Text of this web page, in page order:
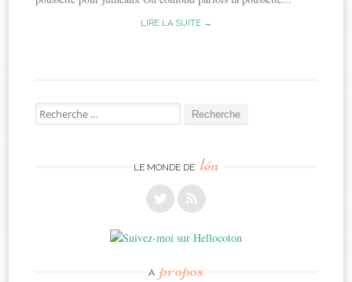
LIRE LA SUITE →
Recherche
pour:
LE MONDE DE léa
A propos